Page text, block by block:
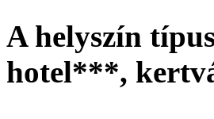
A helyszín
hotel***,